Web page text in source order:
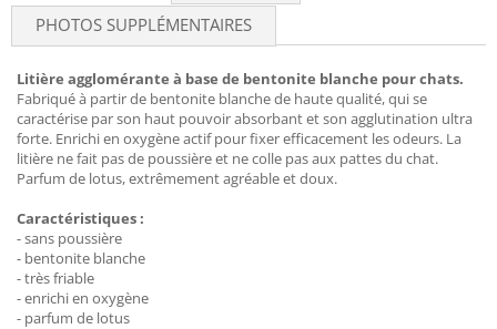
PHOTOS SUPPLÉMENTAIRES
Litière agglomérante à base de bentonite blanche pour chats.
Fabriqué à partir de bentonite blanche de haute qualité, qui se
caractérise par son haut pouvoir absorbant et son agglutination ultra
forte. Enrichi en oxygène actif pour fixer efficacement les odeurs. La
litière ne fait pas de poussière et ne colle pas aux pattes du chat.
Parfum de lotus, extrêmement agréable et doux.
Caractéristiques :
- sans poussière
- bentonite blanche
- très friable
- enrichi en oxygène
- parfum de lotus